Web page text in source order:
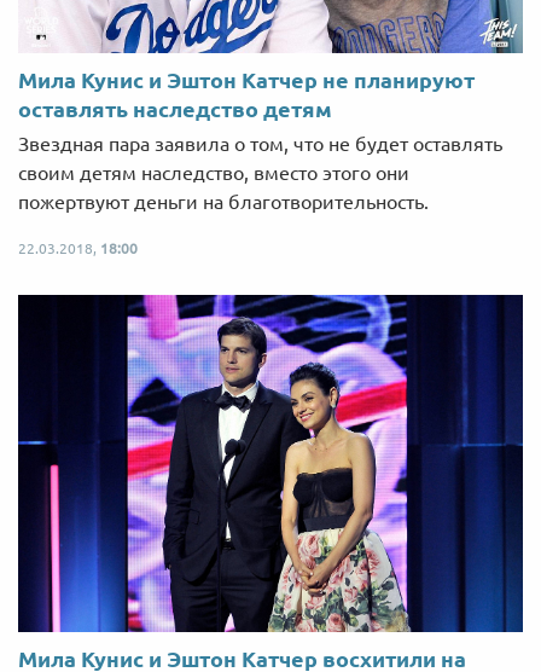
Мила Кунис и Эштон Катчер не планируют
оставлять наследство детям
Звездная пара заявила о том, что не будет оставлять
своим детям наследство, вместо этого они
пожертвуют деньги на благотворительность.
22.03.2018, 18:00
Мила Кунис и Эштон Катчер восхитили на